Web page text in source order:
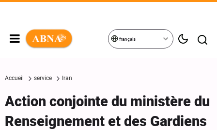
français
Accueil service Iran
Action conjointe du ministère du
Renseignement et des Gardiens